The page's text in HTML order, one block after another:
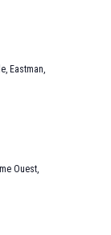
Eastman,
Ouest,